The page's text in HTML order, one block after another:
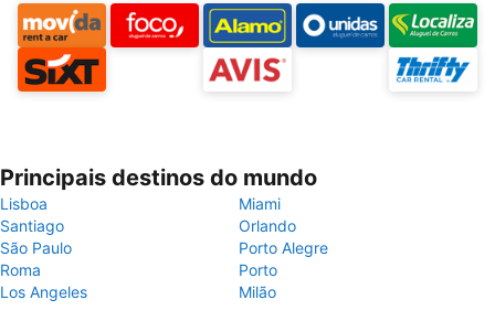
Principais destinos do mundo
Lisboa
Miami
Santiago
Orlando
São Paulo
Porto Alegre
Roma
Porto
Los Angeles
Milão